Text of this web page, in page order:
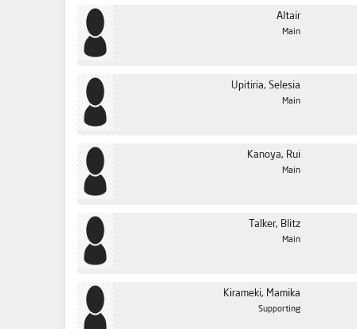
Altair
Main
Upitiria, Selesia
Main
Kanoya, Rui
Main
Talker, Blitz
Main
Kirameki, Mamika
Supporting